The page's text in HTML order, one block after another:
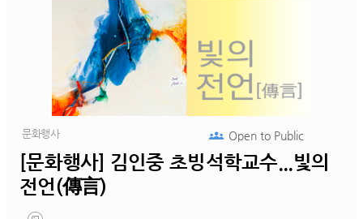
문화행사
[문화행사] 김인중 초빙석학교수...빛의
전언(傳言)
Open toPublic